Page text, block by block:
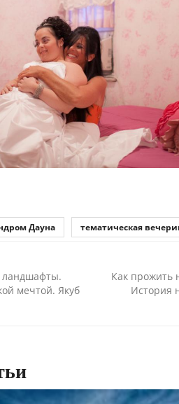
Дауна тематическая
мечтой. Якуб
Как прожить
История